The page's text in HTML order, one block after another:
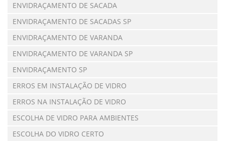
ENVIDRAÇAMENTO DE SACADA
ENVIDRAÇAMENTO DE SACADAS SP
ENVIDRAÇAMENTO DE VARANDA
ENVIDRAÇAMENTO DE VARANDA SP
ENVIDRAÇAMENTO SP
ERROS EM INSTALAÇÃO DE VIDRO
ERROS NA INSTALAÇÃO DE VIDRO
ESCOLHA DE VIDRO PARA AMBIENTES
ESCOLHA DO VIDRO CERTO